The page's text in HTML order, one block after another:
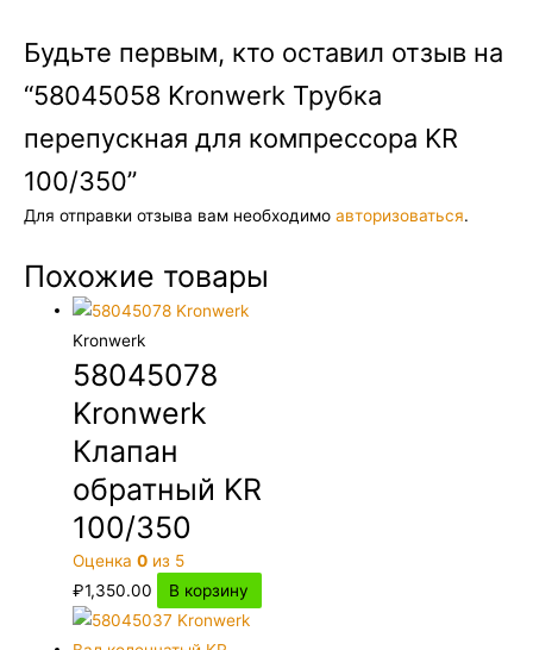
Будьте первым, кто оставил отзыв на
“58045058 Kronwerk Трубка
перепускная для компрессора KR
100/350”
Для отправки отзыва вам необходимо авторизоваться.
Похожие товары
Kronwerk
58045078
Kronwerk
Клапан
обратный KR
100/350
Оценка0 из 5
₽1,350.00 В корзину